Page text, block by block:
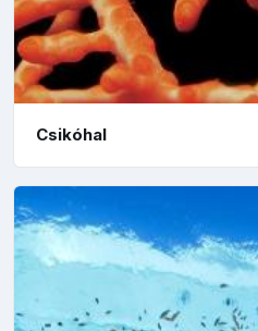
Csikóhal